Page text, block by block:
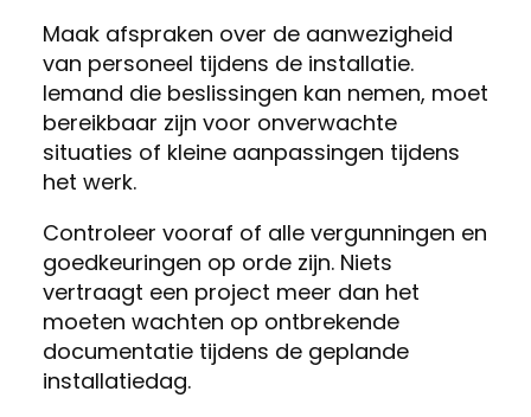
Maak afspraken over de aanwezigheid
van personeel tijdens de installatie.
Iemand die beslissingen kan nemen, moet
bereikbaar zijn voor onverwachte
situaties of kleine aanpassingen tijdens
het werk.
Controleer vooraf of alle vergunningen en
goedkeuringen op orde zijn. Niets
vertraagt een project meer dan het
moeten wachten op ontbrekende
documentatie tijdens de geplande
installatiedag.